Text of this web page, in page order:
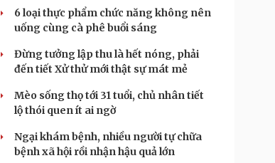
Cửa sổ tình yêu
Kể chuyện cho bé
Hạt giống tâm hồn
6 loại thực phẩm chức năng không nên
uống cùng cà phê buổi sáng
Đừng tưởng lập thu là hết nóng, phải
đến tiết Xử thử mới thật sự mát mẻ
Mèo sống thọ tới 31 tuổi, chủ nhân tiết
lộ thói quen ít ai ngờ
Ngại khám bệnh, nhiều người tự chữa
bệnh xã hội rồi nhận hậu quả lớn